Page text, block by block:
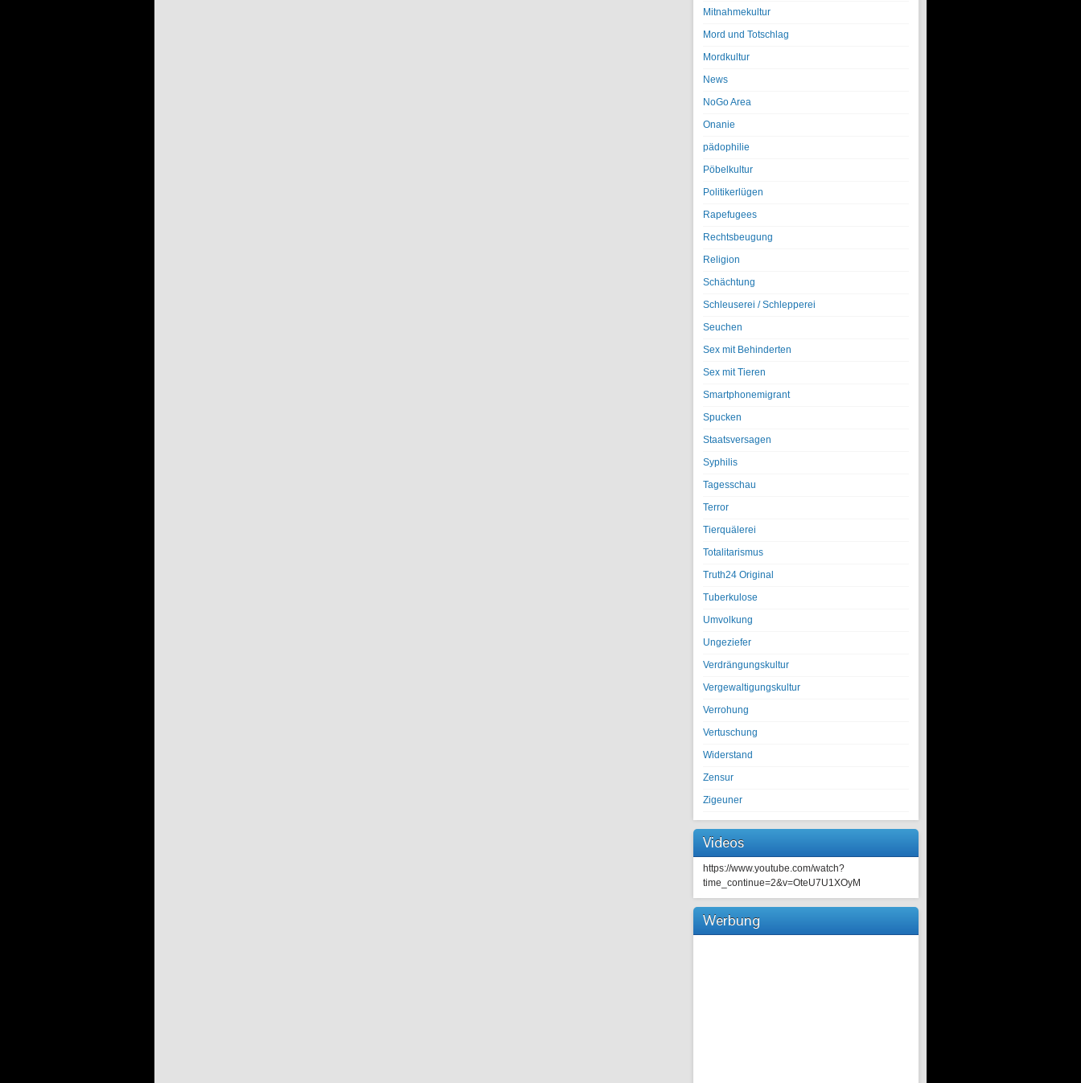
Mitnahmekultur
Mord und Totschlag
Mordkultur
News
NoGo Area
Onanie
pädophilie
Pöbelkultur
Politikerlügen
Rapefugees
Rechtsbeugung
Religion
Schächtung
Schleuserei / Schlepperei
Seuchen
Sex mit Behinderten
Sex mit Tieren
Smartphonemigrant
Spucken
Staatsversagen
Syphilis
Tagesschau
Terror
Tierquälerei
Totalitarismus
Truth24 Original
Tuberkulose
Umvolkung
Ungeziefer
Verdrängungskultur
Vergewaltigungskultur
Verrohung
Vertuschung
Widerstand
Zensur
Zigeuner
Videos
https://www.youtube.com/watch?
time_continue=2&v=OteU7U1XOyM
Werbung